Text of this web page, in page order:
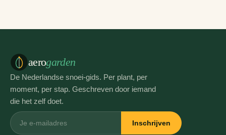
aerogarden
De Nederlandse snoei-gids. Per plant, per
moment, per stap. Geschreven door iemand
die het zelf doet.
Inschrijven